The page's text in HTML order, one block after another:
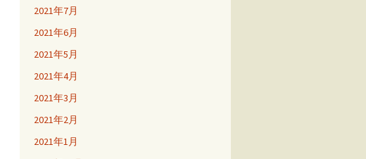
2021年7月
2021年6月
2021年5月
2021年4月
2021年3月
2021年2月
2021年1月